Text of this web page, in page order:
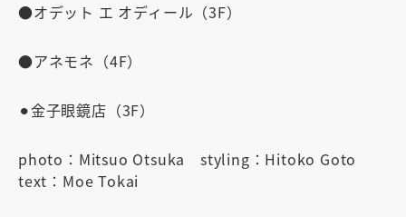
●オデット エ オディール （3F）
●アネモネ （4F）
⚫︎金子眼鏡店 （3F）
photo：Mitsuo Otsuka styling：Hitoko Goto
text：Moe Tokai